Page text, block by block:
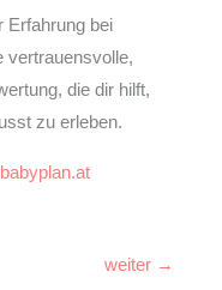
Erfahrung bei
vertrauensvolle,
die dir hilft,
zu erleben.
weiter →